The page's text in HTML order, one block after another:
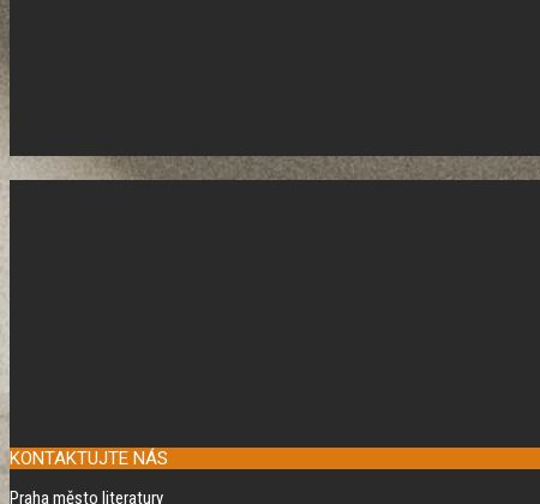
KONTAKTUJTE NÁS
Praha město literatury